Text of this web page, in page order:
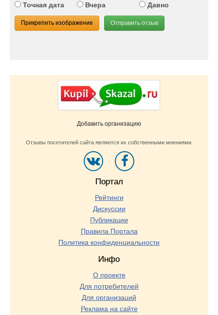
Точная дата
Вчера Давно
Прикрепить изображение Отправить отзыв
Добавить организацию
Отзывы посетителей сайта являются их собственными мнениями.
Портал
Рейтинги
Дискуссии
Публикации
Правила Портала
Политика конфиденциальности
Инфо
О проекте
Для потребителей
Для организаций
Реклама на сайте